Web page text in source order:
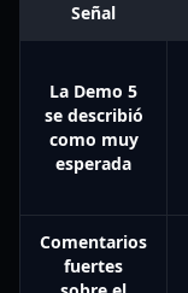
Señal
La Demo 5
se describió
como muy
esperada
Comentarios
fuertes